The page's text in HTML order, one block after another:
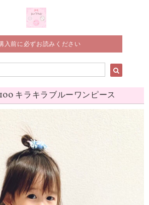
入前に必ずお読みください
キラキラブルーワンピース